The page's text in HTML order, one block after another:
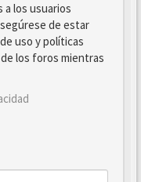
a los usuarios
de estar
uso y políticas
los foros mientras